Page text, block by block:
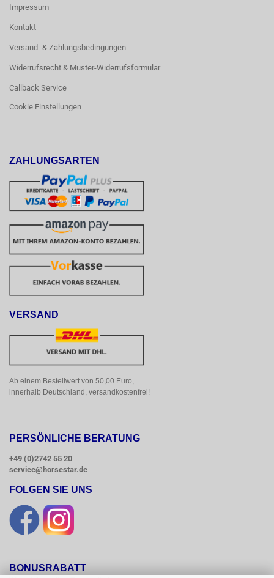
Impressum
Kontakt
Versand- & Zahlungsbedingungen
Widerrufsrecht & Muster-Widerrufsformular
Callback Service
Cookie Einstellungen
ZAHLUNGSARTEN
VERSAND
Ab einem Bestellwert von 50,00 Euro,
innerhalb Deutschland, versandkostenfrei!
PERSÖNLICHE BERATUNG
+49 (0)2742 55 20
service@horsestar.de
FOLGEN SIE UNS
BONUSRABATT